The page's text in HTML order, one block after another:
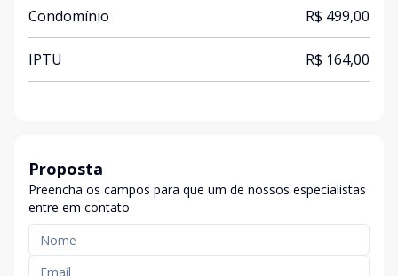
Condomínio R$ 499,00
IPTU R$ 164,00
Proposta
Preencha os campos para que um de nossos especialistas
entre em contato